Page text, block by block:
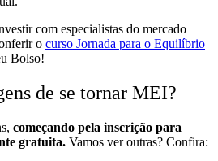
com especialistas do mercado
o curso Jornada para o Equilíbrio
Bolso!
de se tornar MEI?
começando pela inscrição para
gratuita. Vamos ver outras? Confira: